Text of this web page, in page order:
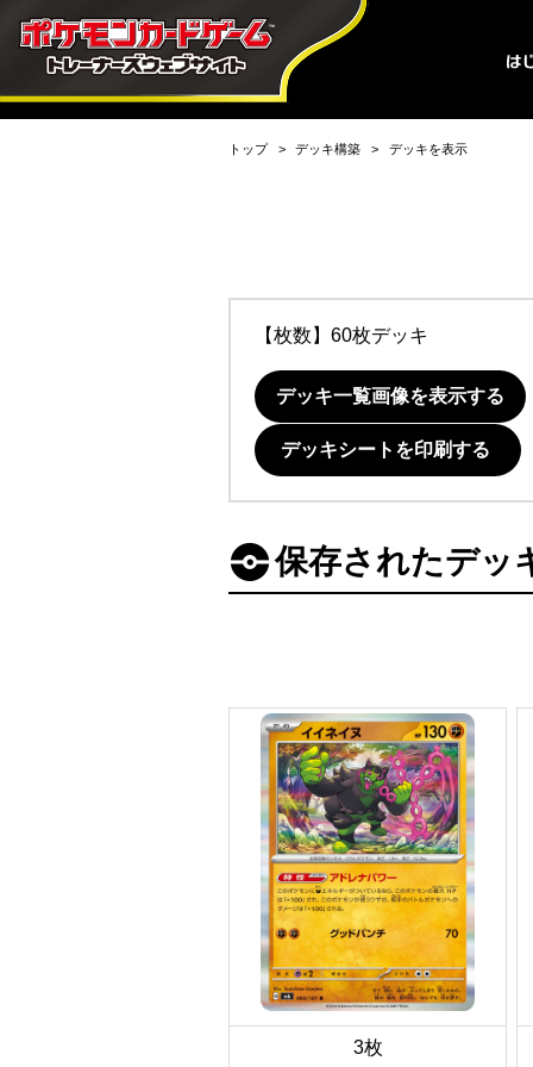
トップ デッキ構築 デッキを表示
【枚数】60枚デッキ
デッキ一覧画像を表示する
デッキシートを印刷する
保存されたデッ
3枚